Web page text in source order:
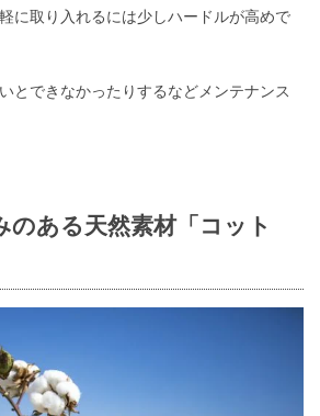
に取り入れるには少しハードルが高めで
とできなかったりするなどメンテナンス
のある天然素材「コット